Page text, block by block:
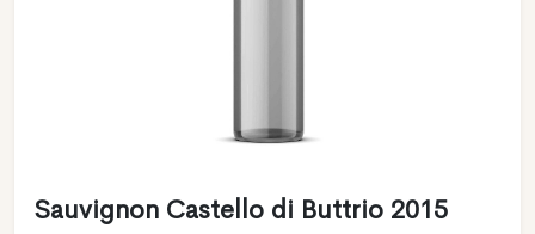
Sauvignon Castello di Buttrio 2015